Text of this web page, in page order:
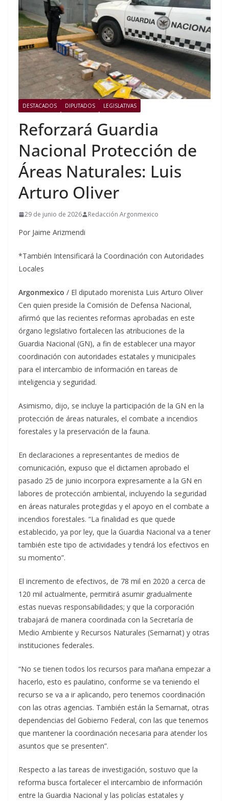
DESTACADOS DIPUTADOS LEGISLATIVAS
Reforzará Guardia
Nacional Protección de
Áreas Naturales: Luis
Arturo Oliver
29 de junio de 2026 Redacción Argonmexico
Por Jaime Arizmendi
*También Intensificará la Coordinación con Autoridades
Locales
Argonmexico / El diputado morenista Luis Arturo Oliver
Cen quien preside la Comisión de Defensa Nacional,
afirmó que las recientes reformas aprobadas en este
órgano legislativo fortalecen las atribuciones de la
Guardia Nacional (GN), a fin de establecer una mayor
coordinación con autoridades estatales y municipales
para el intercambio de información en tareas de
inteligencia y seguridad.
Asimismo, dijo, se incluye la participación de la GN en la
protección de áreas naturales, el combate a incendios
forestales y la preservación de la fauna.
En declaraciones a representantes de medios de
comunicación, expuso que el dictamen aprobado el
pasado 25 de junio incorpora expresamente a la GN en
labores de protección ambiental, incluyendo la seguridad
en áreas naturales protegidas y el apoyo en el combate a
incendios forestales. “La finalidad es que quede
establecido, ya por ley, que la Guardia Nacional va a tener
también este tipo de actividades y tendrá los efectivos en
su momento”.
El incremento de efectivos, de 78 mil en 2020 a cerca de
120 mil actualmente, permitirá asumir gradualmente
estas nuevas responsabilidades; y que la corporación
trabajará de manera coordinada con la Secretaría de
Medio Ambiente y Recursos Naturales (Semarnat) y otras
instituciones federales.
“No se tienen todos los recursos para mañana empezar a
hacerlo, esto es paulatino, conforme se va teniendo el
recurso se va a ir aplicando, pero tenemos coordinación
con las otras agencias. También están la Semarnat, otras
dependencias del Gobierno Federal, con las que tenemos
que mantener la coordinación necesaria para atender los
asuntos que se presenten”.
Respecto a las tareas de investigación, sostuvo que la
reforma busca fortalecer el intercambio de información
entre la Guardia Nacional y las policías estatales y